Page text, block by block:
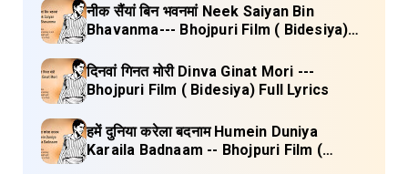
नीक सैंयां बिन भवनमां Neek Saiyan Bin
Bhavanma--- Bhojpuri Film ( Bidesiya)
दिनवां गिनत मोरी Dinva Ginat Mori ---
Bhojpuri Film ( Bidesiya) Full Lyrics
हमें दुनिया करेला बदनाम Humein Duniya
Karaila Badnaam -- Bhojpuri Film (